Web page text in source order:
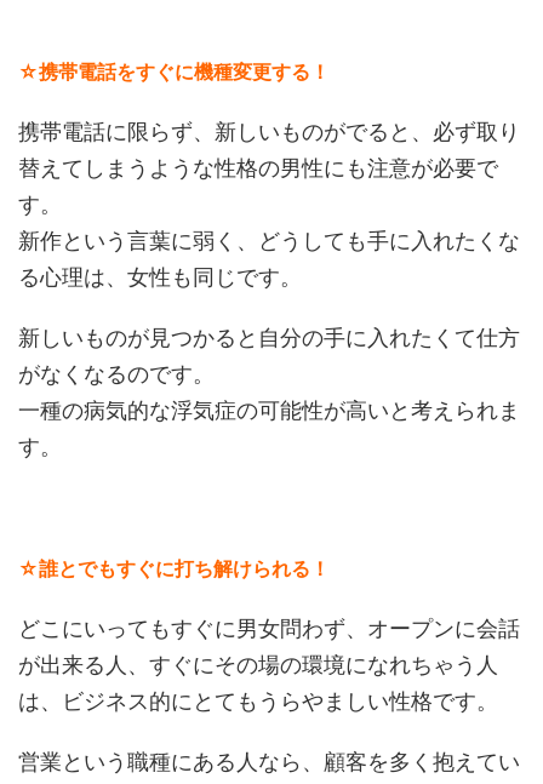
☆携帯電話をすぐに機種変更する！
携帯電話に限らず、新しいものがでると、必ず取り
替えてしまうような性格の男性にも注意が必要で
す。
新作という言葉に弱く、どうしても手に入れたくな
る心理は、女性も同じです。
新しいものが見つかると自分の手に入れたくて仕方
がなくなるのです。
一種の病気的な浮気症の可能性が高いと考えられま
す。
☆誰とでもすぐに打ち解けられる！
どこにいってもすぐに男女問わず、オープンに会話
が出来る人、すぐにその場の環境になれちゃう人
は、ビジネス的にとてもうらやましい性格です。
営業という職種にある人なら、顧客を多く抱えてい